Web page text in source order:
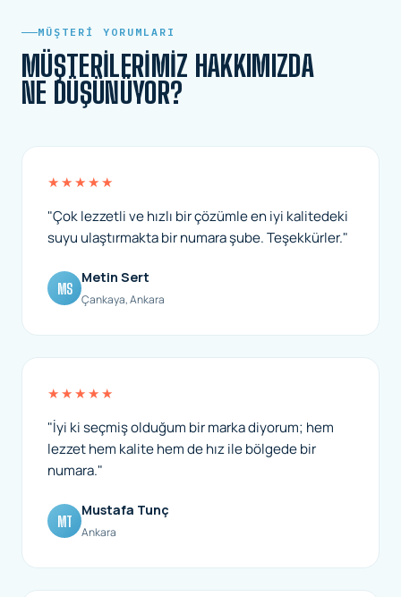
MÜŞTERI YORUMLARI
MÜŞTERILERIMIZ HAKKIMIZDA
NE DÜŞÜNÜYOR?
★★★★★
"Çok lezzetli ve hızlı bir çözümle en iyi kalitedeki
suyu ulaştırmakta bir numara şube. Teşekkürler."
MS
Metin Sert
Çankaya, Ankara
★★★★★
"İyi ki seçmiş olduğum bir marka diyorum; hem
lezzet hem kalite hem de hız ile bölgede bir
numara."
MT
Mustafa Tunç
Ankara